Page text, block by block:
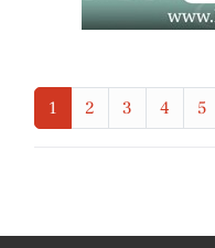
1 2 3 4 5